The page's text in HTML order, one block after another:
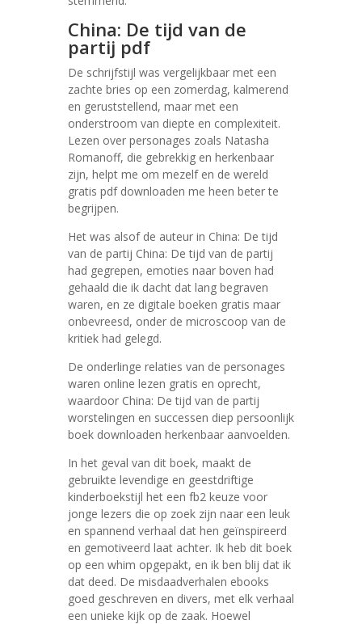
China: De tijd van de
partij pdf
De schrijfstijl was vergelijkbaar met een
zachte bries op een zomerdag, kalmerend
en geruststellend, maar met een
onderstroom van diepte en complexiteit.
Lezen over personages zoals Natasha
Romanoff, die gebrekkig en herkenbaar
zijn, helpt me om mezelf en de wereld
gratis pdf downloaden me heen beter te
begrijpen.
Het was alsof de auteur in China: De tijd
van de partij China: De tijd van de partij
had gegrepen, emoties naar boven had
gehaald die ik dacht dat lang begraven
waren, en ze digitale boeken gratis maar
onbevreesd, onder de microscoop van de
kritiek had gelegd.
De onderlinge relaties van de personages
waren online lezen gratis en oprecht,
waardoor China: De tijd van de partij
worstelingen en successen diep persoonlijk
boek downloaden herkenbaar aanvoelden.
In het geval van dit boek, maakt de
gebruikte levendige en geestdriftige
kinderboekstijl het een fb2 keuze voor
jonge lezers die op zoek zijn naar een leuk
en spannend verhaal dat hen geïnspireerd
en gemotiveerd laat achter. Ik heb dit boek
op een whim opgepakt, en ik ben blij dat ik
dat deed. De misdaadverhalen ebooks
goed geschreven en divers, met elk verhaal
een unieke kijk op de zaak. Hoewel